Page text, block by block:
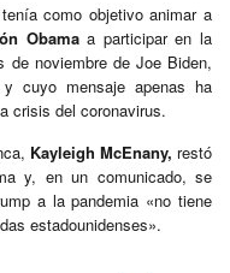
como objetivo animar a
Obamaa participar en la
de noviembre de Joe Biden,
cuyo mensaje apenas ha
crisis del coronavirus.
Kayleigh McEnany, restó
y, en un comunicado, se
a la pandemia «no tiene
estadounidenses».